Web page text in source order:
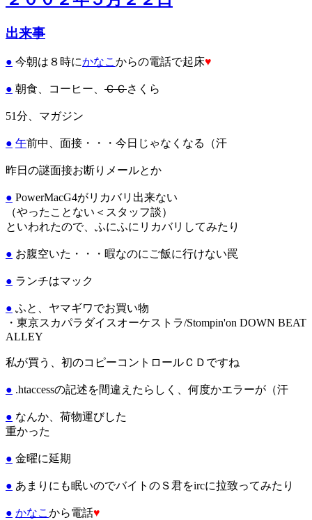
出来事
● 今朝は８時にかなこからの電話で起床♥
● 朝食、コーヒー、 ＣＣさくら
51分、マガジン
● 午前中、面接・・・今日じゃなくなる（汗
昨日の謎面接お断りメールとか
● PowerMacG4がリカバリ出来ない
（やったことない＜スタッフ談）
といわれたので、ふにふにリカバリしてみたり
● お腹空いた・・・暇なのにご飯に行けない罠
● ランチはマック
● ふと、ヤマギワでお買い物
・東京スカパラダイスオーケストラ/Stompin'on DOWN BEAT
ALLEY
私が買う、初のコピーコントロールＣＤですね
● .htaccessの記述を間違えたらしく、何度かエラーが（汗
● なんか、荷物運びした
重かった
● 金曜に延期
● あまりにも眠いのでバイトのＳ君をircに拉致ってみたり
● かなこから電話♥